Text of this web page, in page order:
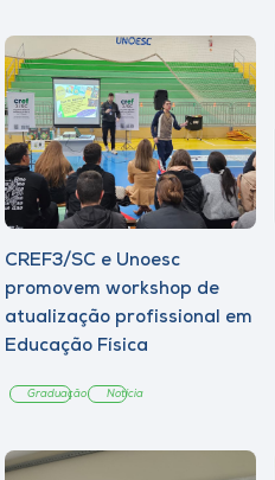
CREF3/SC e Unoesc
promovem workshop de
atualização profissional em
Educação Física
Graduação Notícia